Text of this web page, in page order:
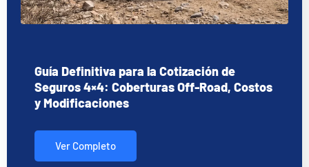
Guía Definitiva para la Cotización de
Seguros 4×4: Coberturas Off-Road, Costos
y Modificaciones
Ver Completo